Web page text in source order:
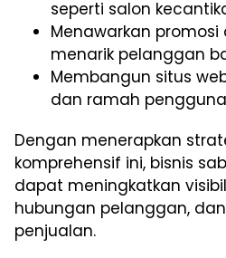
seperti salon
Menawarkan
menarik pelanggan
Membangun situs
dan ramah
Dengan menerapkan
komprehensif ini, bisnis
dapat meningkatkan
hubungan pelanggan,
penjualan.